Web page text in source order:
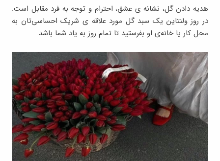
هدیه دادن گل، نشانه ی عشق، احترام و توجه به فرد مقابل است.
در روز ولنتاین یک سبد گل مورد علاقه ی شریک احساسی‌تان به
محل کار یا خانه‌ی او بفرستید تا تمام روز به یاد شما باشد.